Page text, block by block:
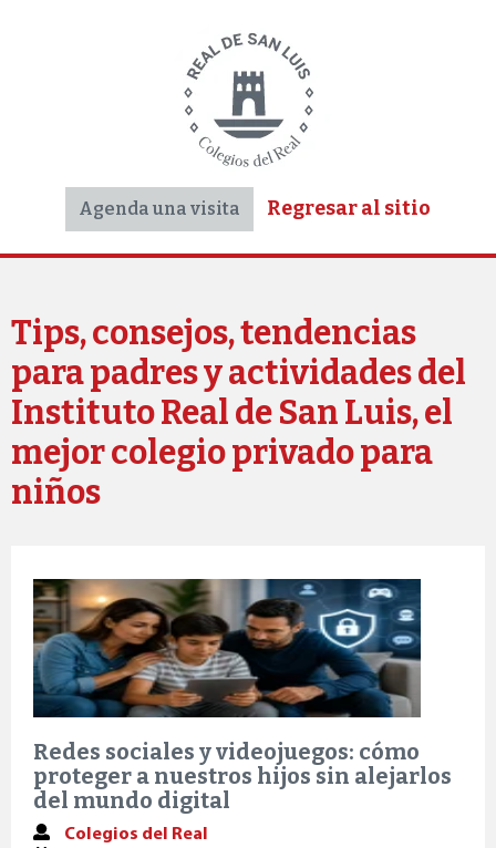
Agenda una visita Regresar al sitio
Tips, consejos, tendencias
para padres y actividades del
Instituto Real de San Luis, el
mejor colegio privado para
niños
Redes sociales y videojuegos: cómo
proteger a nuestros hijos sin alejarlos
del mundo digital
Colegios del Real